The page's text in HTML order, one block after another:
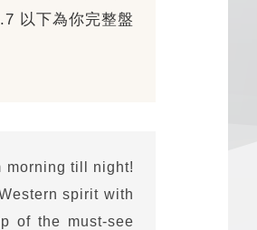
以下為你完整盤
morning till night!
spirit with
of the must-see